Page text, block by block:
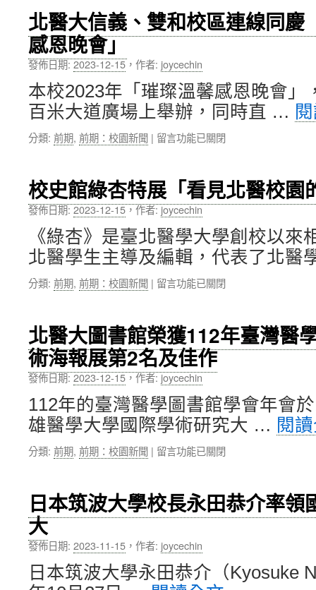
交
流〉
中
大
衛
政
心
舉
辦
「健
康
資
業
利
用
法
制
趨
勢
論
中
北醫大信義、雙和校區連線同慶
感恩晚會」
發佈日期:2023-12-15， 作者: joycechin
本校2023年「璀璨溫馨感恩晚會」
百米大道廣場上舉辦，同時直 …
分類: 前期, 前期：校園新聞 | 在
大
信
義、
雙
和
校
區
連
線
「2023
璀
璨
溫
感
恩
晚
會」〉
中
留言功能已關閉
校史館綠杏特展「看見北醫校園
發佈日期:2023-12-15，作者: joycechin
《綠杏》是臺北醫學大學創校以來
北醫學生主導及編輯，代表了北
分類: 前期, 前期：校園新聞 | 在
館
綠
杏
特
展
「看
見
北
醫
校
聲
音」〉
中
留言功能已關閉
北醫大圖書館榮獲112年臺灣醫
術海報展第2名及佳作
發佈日期:2023-12-15，作者: joycechin
112年的臺灣醫學圖書館學會年會
雄醫學大學國際學術研究大 … 閱
分類: 前期, 前期：校園新聞 | 在
大
圖
書
榮
獲
112
留言功能已關閉
日本筑波大學校長永田恭介率領
大
發佈日期: 2023-11-15 ， 作者: joycechin
日本筑波大學永田恭介（Kyosuke